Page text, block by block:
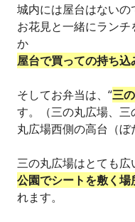
城内には屋台はないの
お花見と一緒にラン
か
屋台で買っての持ち込
そしてお弁当は、“三
す。（三の丸広場、
丸広場西側の高台（ぼ
三の丸広場はとても広
公園でシートを敷く
れます。